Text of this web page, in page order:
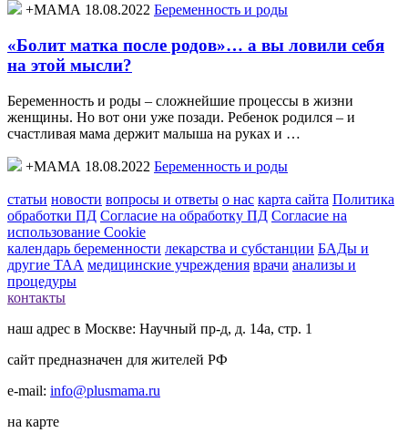
+МАМА 18.08.2022 Беременность и роды
«Болит матка после родов»… а вы ловили себя
на этой мысли?
Беременность и роды – сложнейшие процессы в жизни
женщины. Но вот они уже позади. Ребенок родился – и
счастливая мама держит малыша на руках и …
+МАМА 18.08.2022 Беременность и роды
статьи новости вопросы и ответы о нас карта сайта Политика
обработки ПД Согласие на обработку ПД Согласие на
использование Cookie
календарь беременности лекарства и субстанции БАДы и
другие ТАА медицинские учреждения врачи анализы и
процедуры
контакты
наш адрес в Москве: Научный пр-д, д. 14а, стр. 1
сайт предназначен для жителей РФ
e-mail: info@plusmama.ru
на карте